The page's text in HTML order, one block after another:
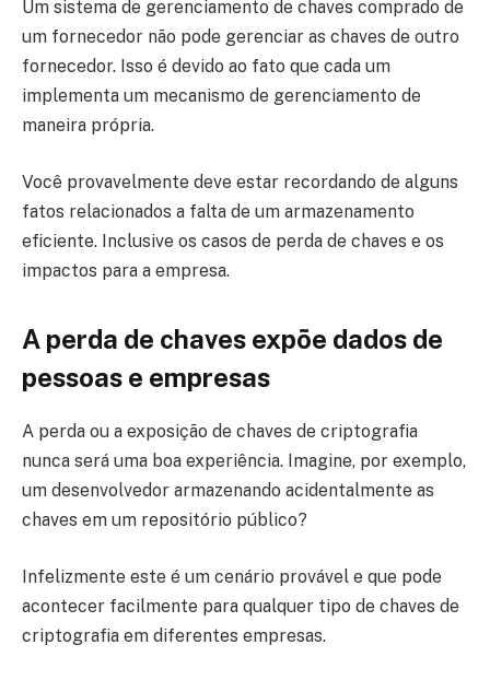
Um sistema de gerenciamento de chaves comprado de
um fornecedor não pode gerenciar as chaves de outro
fornecedor. Isso é devido ao fato que cada um
implementa um mecanismo de gerenciamento de
maneira própria.
Você provavelmente deve estar recordando de alguns
fatos relacionados a falta de um armazenamento
eficiente. Inclusive os casos de perda de chaves e os
impactos para a empresa.
A perda de chaves expõe dados de
pessoas e empresas
A perda ou a exposição de chaves de criptografia
nunca será uma boa experiência. Imagine, por exemplo,
um desenvolvedor armazenando acidentalmente as
chaves em um repositório público?
Infelizmente este é um cenário provável e que pode
acontecer facilmente para qualquer tipo de chaves de
criptografia em diferentes empresas.